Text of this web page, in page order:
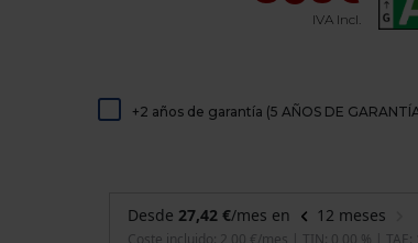
gestos
IVA Incl.
+2 años de garantía (5 AÑOS DE